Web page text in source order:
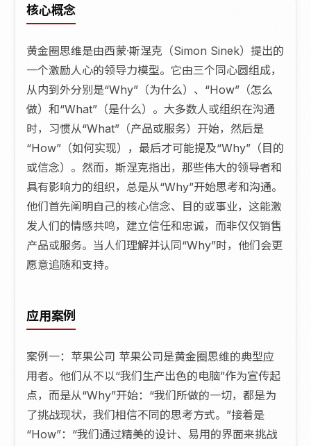
核心概念
黄金圈思维是由西蒙·斯涅克（Simon Sinek）提出的
一个激励人心的领导力模型。它由三个同心圆组成，
从内到外分别是“Why”（为什么）、“How”（怎么
做）和“What”（是什么）。大多数人或组织在沟通
时，习惯从“What”（产品或服务）开始，然后是
“How”（如何实现），最后才可能提及“Why”（目的
或信念）。然而，斯涅克指出，那些伟大的领导者和
具有影响力的组织，总是从“Why”开始思考和沟通。
他们首先阐明自己的核心信念、目的或事业，这能激
发人们的情感共鸣，建立信任和忠诚，而非仅仅销售
产品或服务。当人们理解并认同“Why”时，他们会更
愿意追随和支持。
应用案例
案例一：苹果公司 苹果公司是黄金圈思维的典型应
用者。他们从不以“我们生产出色的电脑”作为宣传起
点，而是从“Why”开始：“我们所做的一切，都是为
了挑战现状，我们相信不同的思考方式。”接着是
“How”：“我们通过精美的设计、易用的界面来挑战